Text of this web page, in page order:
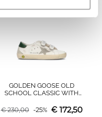
GOLDEN GOOSE OLD
SCHOOL CLASSIC WITH
in pelle
€230,00 -25% € 172,50